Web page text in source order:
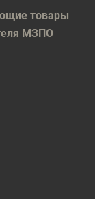
товары
МЗПО